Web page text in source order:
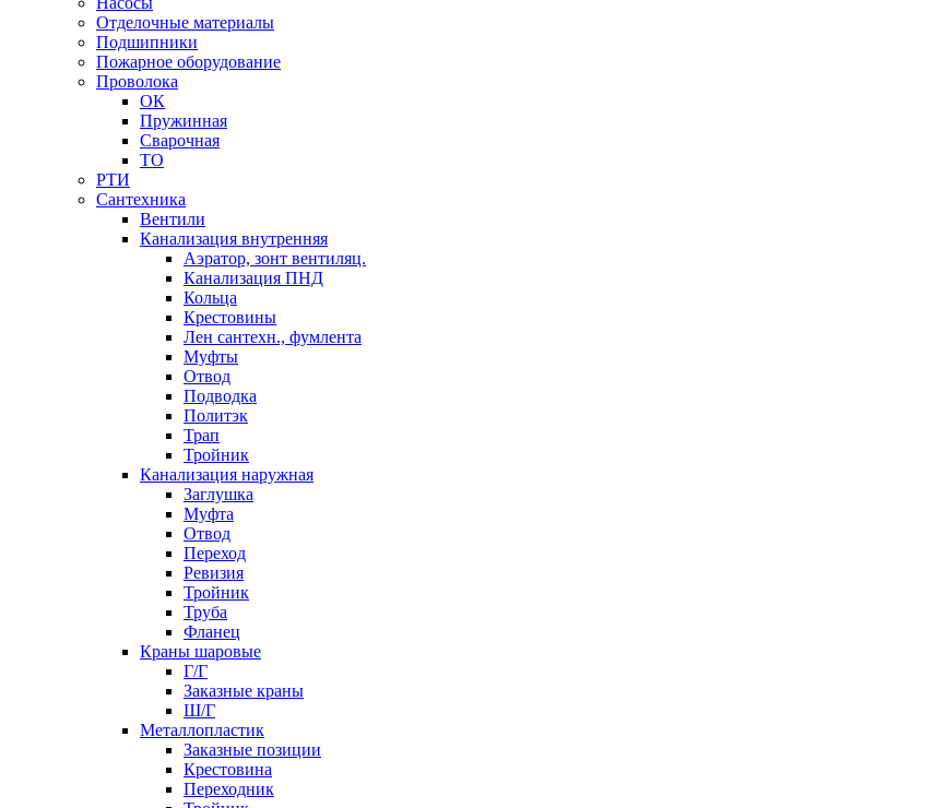
Отделочные материалы
Подшипники
Пожарное оборудование
Проволока
ОК
Пружинная
Сварочная
ТО
РТИ
Сантехника
Вентили
Канализация внутренняя
Аэратор, зонт вентиляц.
Канализация ПНД
Кольца
Крестовины
Лен сантехн., фумлента
Муфты
Отвод
Подводка
Политэк
Трап
Тройник
Канализация наружная
Заглушка
Муфта
Отвод
Переход
Ревизия
Тройник
Труба
Фланец
Краны шаровые
Г/Г
Заказные краны
Ш/Г
Металлопластик
Заказные позиции
Крестовина
Переходник